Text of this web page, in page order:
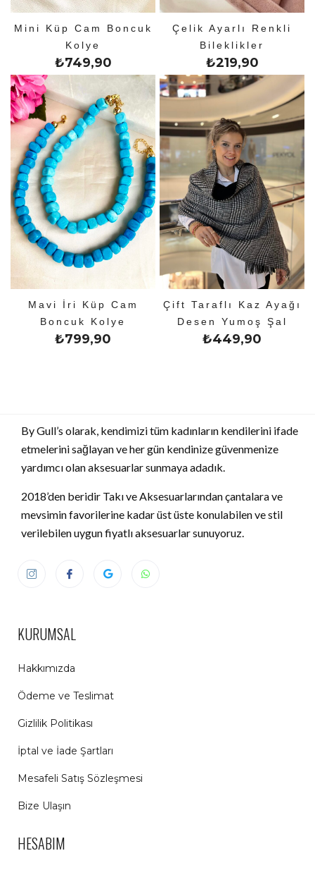
Mini Küp Cam Boncuk
Kolye
₺749,90
Çelik Ayarlı Renkli
Bileklikler
₺219,90
Mavi İri Küp Cam
Boncuk Kolye
₺799,90
Çift Taraflı Kaz Ayağı
Desen Yumoş Şal
₺449,90
By Gull’s olarak, kendimizi tüm kadınların kendilerini ifade
etmelerini sağlayan ve her gün kendinize güvenmenize
yardımcı olan aksesuarlar sunmaya adadık.
2018’den beridir Takı ve Aksesuarlarından çantalara ve
mevsimin favorilerine kadar üst üste konulabilen ve stil
verilebilen uygun fiyatlı aksesuarlar sunuyoruz.
KURUMSAL
Hakkımızda
Ödeme ve Teslimat
Gizlilik Politikası
İptal ve İade Şartları
Mesafeli Satış Sözleşmesi
Bize Ulaşın
HESABIM